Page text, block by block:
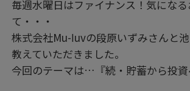
毎週水曜日はファイナンス！気にな
て・・・
株式会社Mu-ⅼuvの段原いずみさんと
教えていただきました。
今回のテーマは…『続・貯蓄から投資